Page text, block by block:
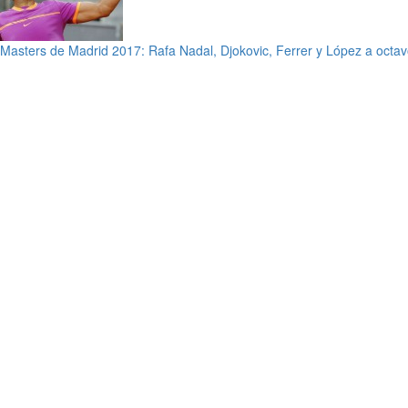
Masters de Madrid 2017: Rafa Nadal, Djokovic, Ferrer y López a